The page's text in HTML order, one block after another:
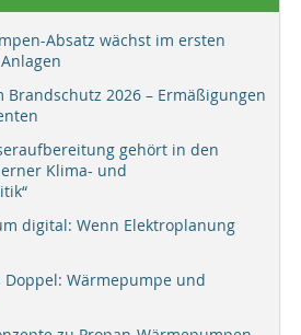
Absatz wächst im ersten
Brandschutz 2026 – Ermäßigungen
gehört in den
Klima- und
digital: Wenn Elektroplanung
Doppel: Wärmepumpe und